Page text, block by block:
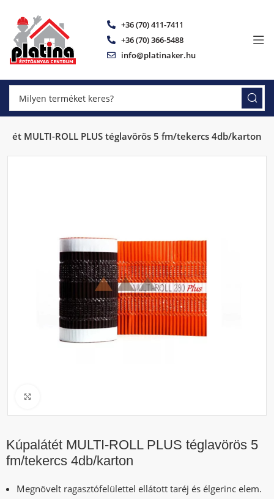
+36 (70) 411-7411
+36 (70) 366-5488
info@platinaker.hu
MULTI-ROLL PLUS téglavörös 5 fm/tekercs 4db/karton
Kúpalátét MULTI-ROLL PLUS téglavörös 5
fm/tekercs 4db/karton
Megnövelt ragasztófelülettel ellátott taréj és élgerinc elem.